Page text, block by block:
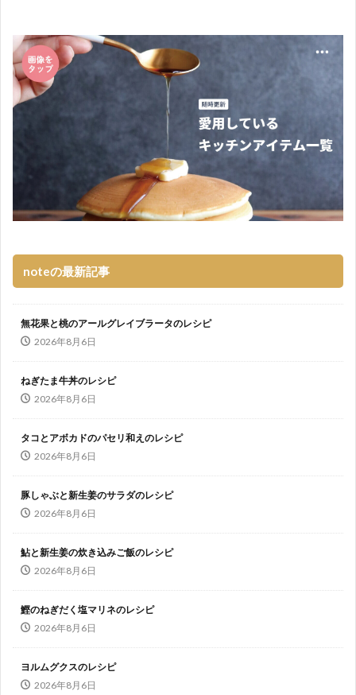
noteの最新記事
無花果と桃のアールグレイブラータのレシピ
2026年8月6日
ねぎたま牛丼のレシピ
2026年8月6日
タコとアボカドのパセリ和えのレシピ
2026年8月6日
豚しゃぶと新生姜のサラダのレシピ
2026年8月6日
鮎と新生姜の炊き込みご飯のレシピ
2026年8月6日
鰹のねぎだく塩マリネのレシピ
2026年8月6日
ヨルムグクスのレシピ
2026年8月6日